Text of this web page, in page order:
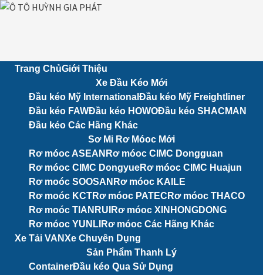
Trang ChủGiới Thiệu
Xe Đầu Kéo Mới
Đầu kéo Mỹ International Đầu kéo Mỹ Freightliner
Đầu kéo FAWĐầu kéo HOWOĐầu kéo SHACMAN
Đầu kéo Các Hãng Khác
Sơ Mi Rơ Móoc Mới
Rơ móoc ASEAN Rơ móoc CIMC Dongguan
Rơ móoc CIMC DongyueRơ móoc CIMC Huajun
Rơ moóc SOOSAN Rơ móoc KAILE
Rơ moóc KCTRơ móoc PATEC Rơ móoc THACO
Rơ moóc TIANRUI Rơ móoc XINHONGDONG
Rơ móoc YUNLI Rơ móoc Các Hãng Khác
Xe Tải VANXe Chuyên Dụng
Sản Phẩm Thanh Lý
ContainerĐầu kéo Qua Sử Dụng